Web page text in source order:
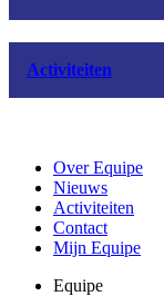
Activiteiten
Over Equipe
Nieuws
Activiteiten
Contact
Mijn Equipe
Equipe